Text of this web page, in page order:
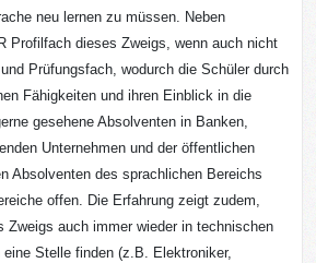
neu lernen zu müssen. Neben
Profilfach dieses Zweigs, wenn auch nicht
Prüfungsfach, wodurch die Schüler durch
Fähigkeiten und ihren Einblick in die
gesehene Absolventen in Banken,
Unternehmen und der öffentlichen
Absolventen des sprachlichen Bereichs
offen. Die Erfahrung zeigt zudem,
Zweigs auch immer wieder in technischen
Stelle finden (z.B. Elektroniker,